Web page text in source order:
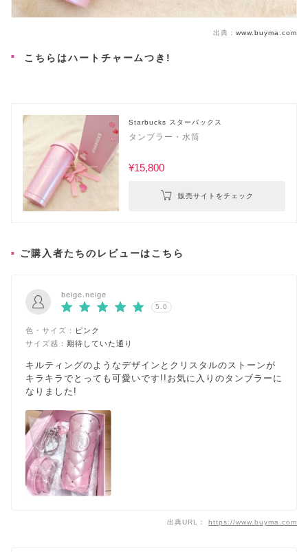
出典： www.buyma.com
こちらはハートチャームつき!
Starbucks スターバックス
タンブラー・水筒
¥15,800
販売サイトをチェック
ご購入者たちのレビューはこちら
beige.neige
5.0
色・サイズ：
ピンク
サイズ感： 期待していた通り
キルティングのようなデザインとクリスタルのストーンが
キラキラでとっても可愛いです!!お気に入りのタンブラーに
なりました!
出典URL： https://www.buyma.com